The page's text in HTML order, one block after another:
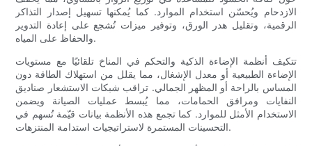
الازدحام ويُحسّن استخدام الموارد. كما يُمكنها تسهيل إصدار التذاكر
الرقمية، وتقليل هدر الورق، وتوفير ميزات تُشجع على إعادة التدوير
والحفاظ على المياه.
تتكيف أنظمة الإضاءة الذكية والتحكم في المناخ تلقائيًا مع مستويات
الإضاءة الطبيعية أو معدل الإشغال، مما يقلل من استهلاك الطاقة دون
المساس بالراحة أو المظهر الجمالي. تراقب شبكات الاستشعار صناديق
النفايات ومرافق الحمامات، مما يُبسط عمليات الصيانة ويضمن
الاستخدام الأمثل للموارد. كما تجمع هذه الأنظمة بيانات قيّمة تُسهم في
التحسينات المستمرة لاستراتيجيات استدامة المنتزهات.